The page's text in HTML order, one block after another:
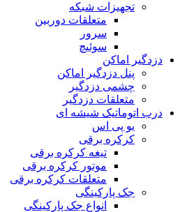
تجهیزات شبکه
متعلقات دوربین
سرور
سوئیچ
دزدگیر اماکن
پنل دزدگیر اماکن
چشمی دزدگیر
متعلقات دزدگیر
درب اتوماتیک شیشه ای
یو پی اس
کرکره برقی
تیغه کرکره برقی
موتور کرکره برقی
متعلقات کرکره برقی
جک پارکینگی
انواع جک پارکینگی